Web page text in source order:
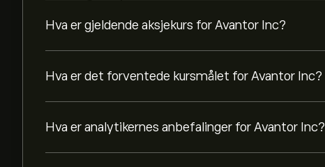
Hva er gjeldende aksjekurs for Avantor Inc?
Hva er det forventede kursmålet for Avantor Inc?
Hva er analytikernes anbefalinger for Avantor Inc?